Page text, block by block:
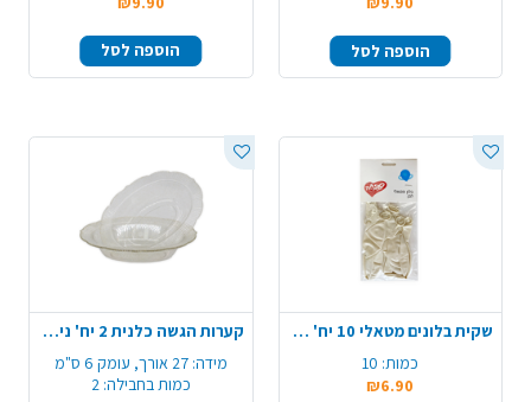
הוספה לסל הוספה לסל
שקית בלונים מטאלי 10 יח' - לבן
כמות: 10
₪6.90
קערות הגשה כלנית 2 יח' ניצוצות - זהב
מידה: 27 אורך, עומק 6 ס"מ
כמות בחבילה: 2